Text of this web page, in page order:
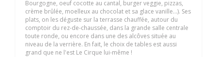
Bourgogne, oeuf cocotte au cantal, burger veggie, pizzas,
crème brûlée, moelleux au chocolat et sa glace vanille...). Ses
plats, on les déguste sur la terrasse chauffée, autour du
comptoir du rez-de-chaussée, dans la grande salle centrale
toute ronde, ou encore dans une des alcôves située au
niveau de la verrière. En fait, le choix de tables est aussi
grand que ne l'est Le Cirque lui-même !